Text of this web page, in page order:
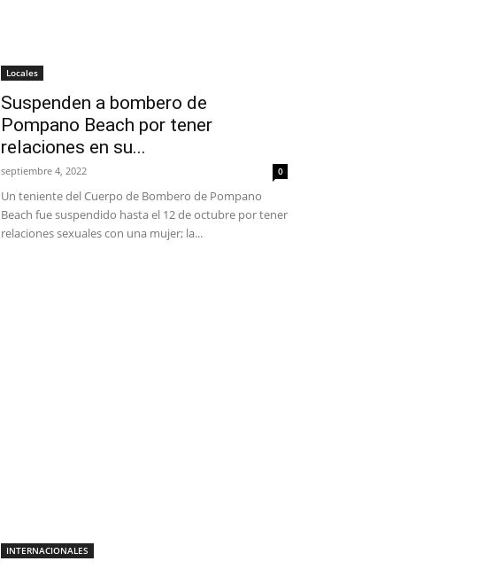
Locales
Suspenden a bombero de
Pompano Beach por tener
relaciones en su...
septiembre 4, 2022 0
Un teniente del Cuerpo de Bombero de Pompano
Beach fue suspendido hasta el 12 de octubre por tener
relaciones sexuales con una mujer; la...
INTERNACIONALES